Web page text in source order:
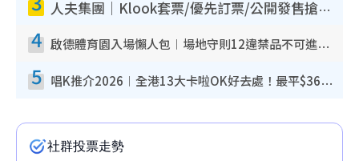
人夫集團｜Klook套票/優先訂票/公開發售搶飛攻略！附票價.購票連結.場地座位表
4 啟德體育園入場懶人包︱場地守則12違禁品不可進場准帶細水樽但全場禁樽蓋！應援牌有限制！
5 唱K推介2026︱全港13大卡啦OK好去處！最平$36起 日文K都有！(附地址+收費詳情)